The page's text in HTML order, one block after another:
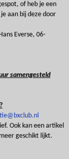
of heb je een
aan bij deze door
Everse, 06-
samengesteld
Ook kan een artikel
geschikt lijkt.